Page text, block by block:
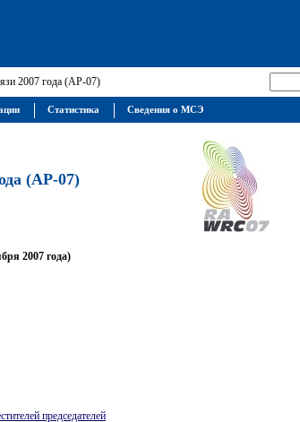
2007 года (АР-07)
(АР-07)
2007 года)
председателей
Статистика Сведения о МСЭ